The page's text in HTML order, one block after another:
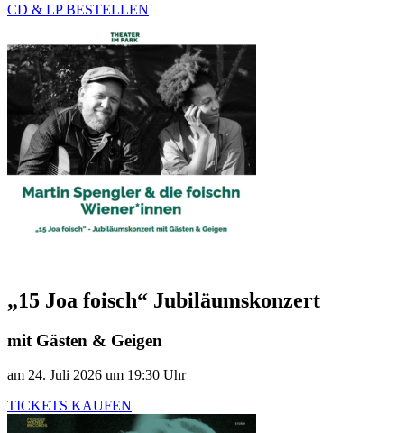
CD & LP BESTELLEN
„15 Joa foisch“ Jubiläumskonzert
mit Gästen & Geigen
am 24. Juli 2026 um 19:30 Uhr
TICKETS KAUFEN